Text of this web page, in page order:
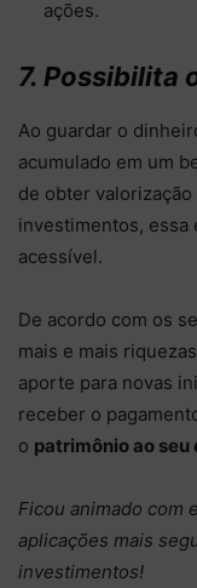
ações.
7. Possibilita
Ao guardar o
acumulado em um
de obter
investimentos, essa
acessível.
De acordo com os
mais e mais
aporte para novas
receber o
o patrimônio ao
Ficou animado com
aplicações mais
investimentos!